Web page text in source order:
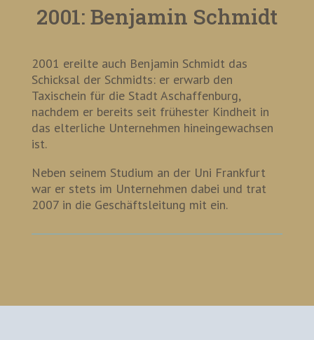
2001: Benjamin Schmidt
2001 ereilte auch Benjamin Schmidt das
Schicksal der Schmidts: er erwarb den
Taxischein für die Stadt Aschaffenburg,
nachdem er bereits seit frühester Kindheit in
das elterliche Unternehmen hineingewachsen
ist.
Neben seinem Studium an der Uni Frankfurt
war er stets im Unternehmen dabei und trat
2007 in die Geschäftsleitung mit ein.